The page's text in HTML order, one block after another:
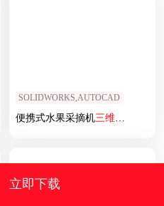
立即下载
+说明书）
SOLIDWORKS,AUTOCAD
便携式水果采摘机三维SW+